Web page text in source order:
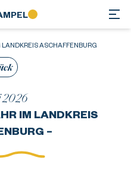
ASCHAFFENBURG
2026
IM LANDKREIS
–